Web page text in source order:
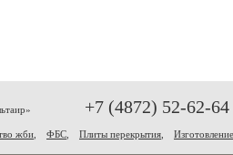
жби ФБС Плиты перекрытия
+7 (4872) 52-62-64